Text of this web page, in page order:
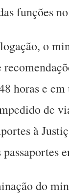
funções
o
horas e
de
à
do